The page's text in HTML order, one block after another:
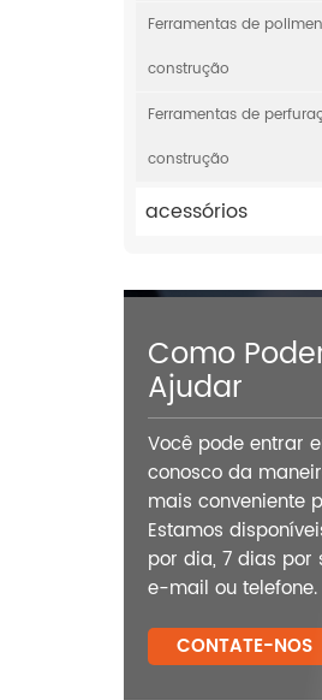
Ferramentas de
construção
Ferramentas de
construção
acessórios
Como
Ajudar
Você pode entrar
conosco da
mais conveniente
Estamos
por dia, 7 dias por
e-mail ou telefone.
CONTATE-NOS